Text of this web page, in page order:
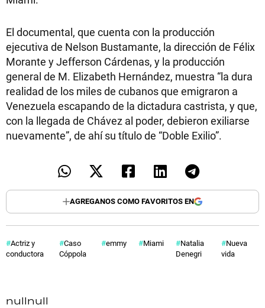
El documental, que cuenta con la producción
ejecutiva de Nelson Bustamante, la dirección de Félix
Morante y Jefferson Cárdenas, y la producción
general de M. Elizabeth Hernández, muestra “la dura
realidad de los miles de cubanos que emigraron a
Venezuela escapando de la dictadura castrista, y que,
con la llegada de Chávez al poder, debieron exiliarse
nuevamente”, de ahí su título de “Doble Exilio”.
AGREGANOS COMO FAVORITOS EN
Actriz y
conductora
Caso
Cóppola
emmy Miami
Natalia
Denegri
Nueva
vida
nullnull